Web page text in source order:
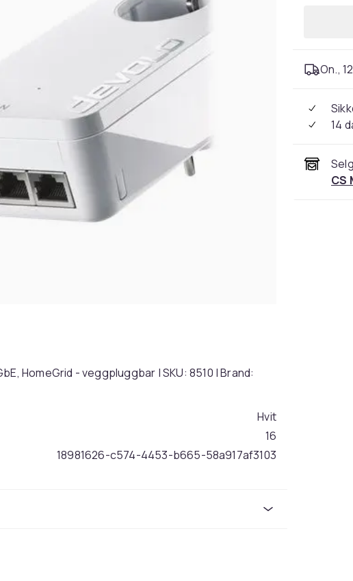
HomeGrid - veggpluggbar | SKU: 8510 | Brand:
Hvit
16
18981626-c574-4453-b665-58a917af3103
On.,
14
CS